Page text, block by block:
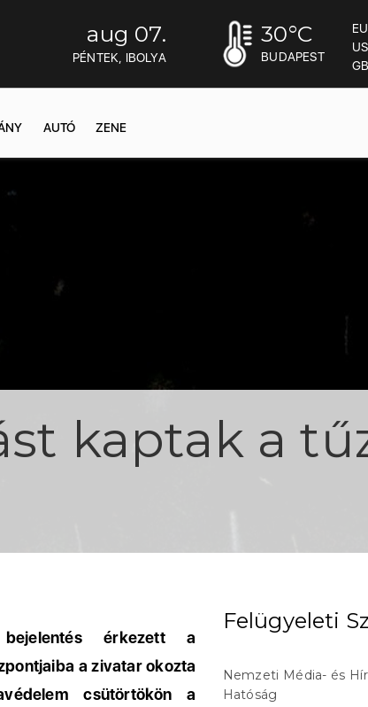
aug 07.
PÉNTEK, IBOLYA
30°C
BUDAPEST
AUTÓ ZENE
kaptak a
érkezett a
a zivatar okozta
csütörtökön a
Felügyeleti
Nemzeti Média- és
Hatóság